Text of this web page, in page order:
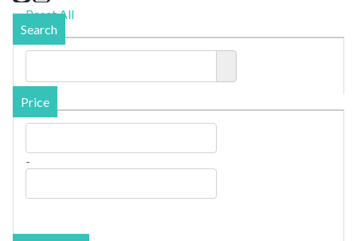
Reset All
Search
Price
-